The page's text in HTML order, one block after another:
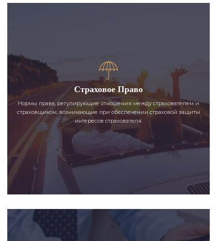
Страховое Право
Нормы права, регулирующие отношения между страхователем и
страховщиком, возникающие при обеспечении страховой защиты
интересов страхователя.